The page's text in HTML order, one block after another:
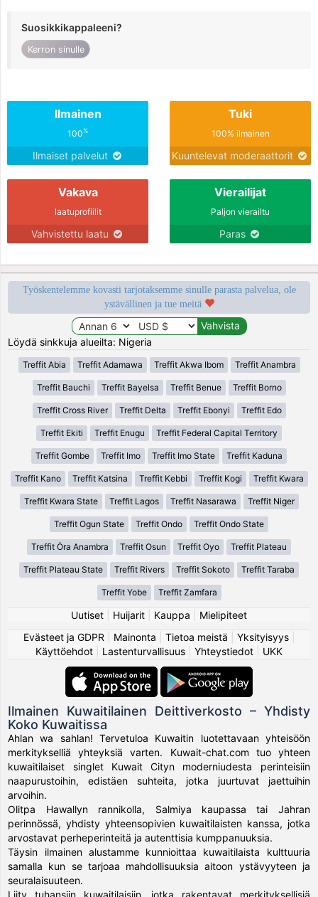
Suosikkikappaleeni?
Kerron sinulle
Ilmainen
100%
Ilmaiset palvelut
Tuki
100% ilmainen
Kuuntelevat moderaattorit
Vakava
laatuprofiilit
Vahvistettu laatu
Vierailijat
Paljon vierailtu
Paras
Työskentelemme kovasti tarjotaksemme sinulle parasta palvelua, ole
ystävällinen ja tue meitä
Löydä sinkkuja alueilta: Nigeria
Treffit Abia Treffit Adamawa Treffit Akwa Ibom Treffit Anambra
Treffit Bauchi Treffit Bayelsa Treffit Benue Treffit Borno
Treffit Cross River Treffit Delta Treffit Ebonyi Treffit Edo
Treffit Ekiti Treffit Enugu Treffit Federal Capital Territory
Treffit Gombe Treffit Imo Treffit Imo State Treffit Kaduna
Treffit Kano Treffit Katsina Treffit Kebbi Treffit Kogi Treffit Kwara
Treffit Kwara State Treffit Lagos Treffit Nasarawa Treffit Niger
Treffit Ogun State Treffit Ondo Treffit Ondo State
Treffit Ȯra Anambra Treffit Osun Treffit Oyo Treffit Plateau
Treffit Plateau State Treffit Rivers Treffit Sokoto Treffit Taraba
Treffit Yobe Treffit Zamfara
Uutiset Huijarit Kauppa
Mielipiteet
Evästeet ja GDPR
Mainonta Tietoa meistä Yksityisyys|
Käyttöehdot
Lastenturvallisuus Yhteystiedot UKK
Ilmainen Kuwaitilainen Deittiverkosto – Yhdisty
Koko Kuwaitissa
Ahlan wa sahlan! Tervetuloa Kuwaitin luotettavaan yhteisöön
merkitykselliä yhteyksiä varten. Kuwait-chat.com tuo yhteen
kuwaitilaiset singlet Kuwait Cityn moderniudesta perinteisiin
naapurustoihin, edistäen suhteita, jotka juurtuvat jaettuihin
arvoihin.
Olitpa Hawallyn rannikolla, Salmiya kaupassa tai Jahran
perinnössä, yhdisty yhteensopivien kuwaitilaisten kanssa, jotka
arvostavat perheperinteitä ja autenttisia kumppanuuksia.
Täysin ilmainen alustamme kunnioittaa kuwaitilaista kulttuuria
samalla kun se tarjoaa mahdollisuuksia aitoon ystävyyteen ja
seuralaisuuteen.
Liity tuhansiin kuwaitilaisiin, jotka rakentavat merkityksellisiä